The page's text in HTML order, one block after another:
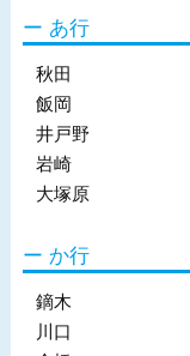
あ行
秋田
飯岡
井戸野
岩崎
大塚原
か行
鏑木
川口